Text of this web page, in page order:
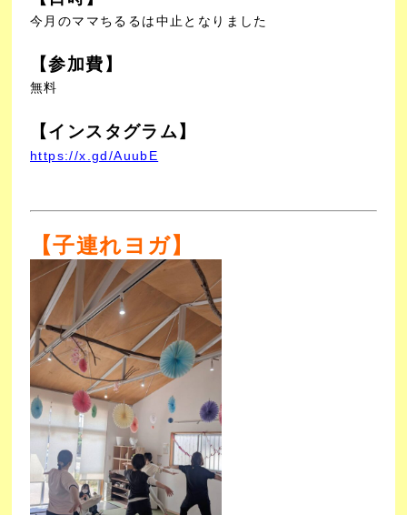
今月のママちるるは中止となりました
【参加費】
無料
【インスタグラム】
https://x.gd/AuubE
【子連れヨガ】